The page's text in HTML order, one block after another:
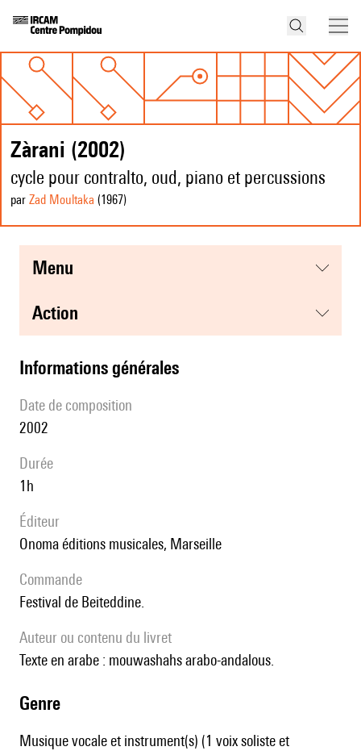
Zàrani (2002)
cycle pour contralto, oud, piano et percussions
par Zad Moultaka (1967)
menu
action
informations générales
date de composition
2002
durée
1h
éditeur
Onoma éditions musicales, Marseille
Commande
Festival de Beiteddine.
Auteur ou contenu du livret
Texte en arabe : mouwashahs arabo-andalous.
genre
Musique vocale et instrument(s) (1 voix soliste et